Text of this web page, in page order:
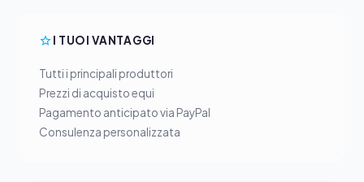
I TUOI VANTAGGI
Tutti i principali produttori
Prezzi di acquisto equi
Pagamento anticipato via PayPal
Consulenza personalizzata